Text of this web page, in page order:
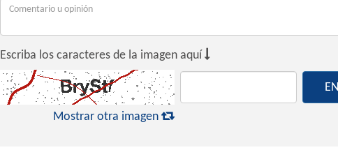
Escriba los caracteres de la imagen aquí 
Mostrar otra imagen 